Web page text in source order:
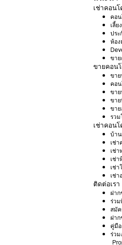
เช่าคอน
คอ
เลี้ย
ปร
ห้อ
ขา
ขายคอน
ขา
คอ
ขา
ขา
ขา
รว
เช่าคอน
บ้า
เช่
เช่
เช่
เช่า
เช่
ติดต่อเรา
ฝา
ร่ว
สมั
ฝา
คู่มื
ร่วม